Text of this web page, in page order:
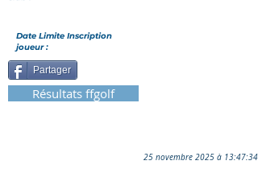
Date Limite Inscription
joueur :
Partager
Résultats ffgolf
25 novembre 2025 à 13:47:34